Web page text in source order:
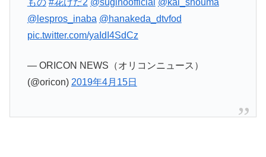
もの #花けだ2 @suginoofficial @kai_shouma
@lespros_inaba @hanakeda_dtvfod
pic.twitter.com/yaIdI4SdCz
— ORICON NEWS（オリコンニュース）
(@oricon) 2019年4月15日